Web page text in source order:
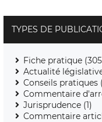
TYPES DE
Fiche pratique
Actualité
Conseils pratiques
Commentaire
Jurisprudence (1)
Commentaire